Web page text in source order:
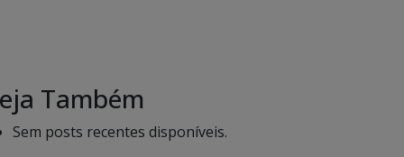
Também
Sem posts recentes disponíveis.